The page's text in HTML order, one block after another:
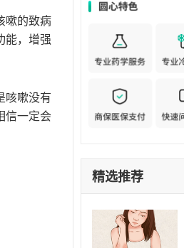
嗽的致病
能，增强
咳嗽没有
信一定会
精选推荐